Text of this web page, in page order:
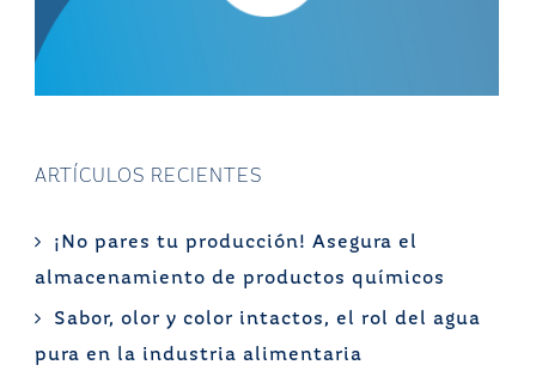
ARTÍCULOS RECIENTES
¡No pares tu producción! Asegura el
almacenamiento de productos químicos
Sabor, olor y color intactos, el rol del agua
pura en la industria alimentaria